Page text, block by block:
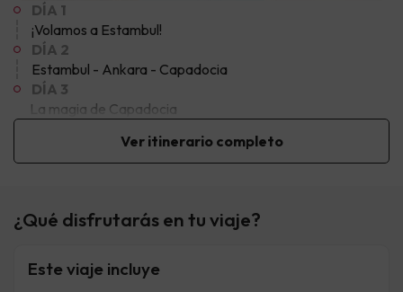
DÍA 1
¡Volamos a Estambul!
DÍA 2
Estambul - Ankara - Capadocia
DÍA 3
La magia de Capadocia
Ver itinerario completo
¿Qué disfrutarás en tu viaje?
Este viaje incluye